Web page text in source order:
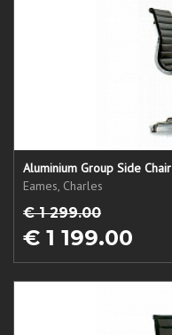
Aluminium Group Side Chair
Eames, Charles
€ 1 299.00
€ 1 199.00